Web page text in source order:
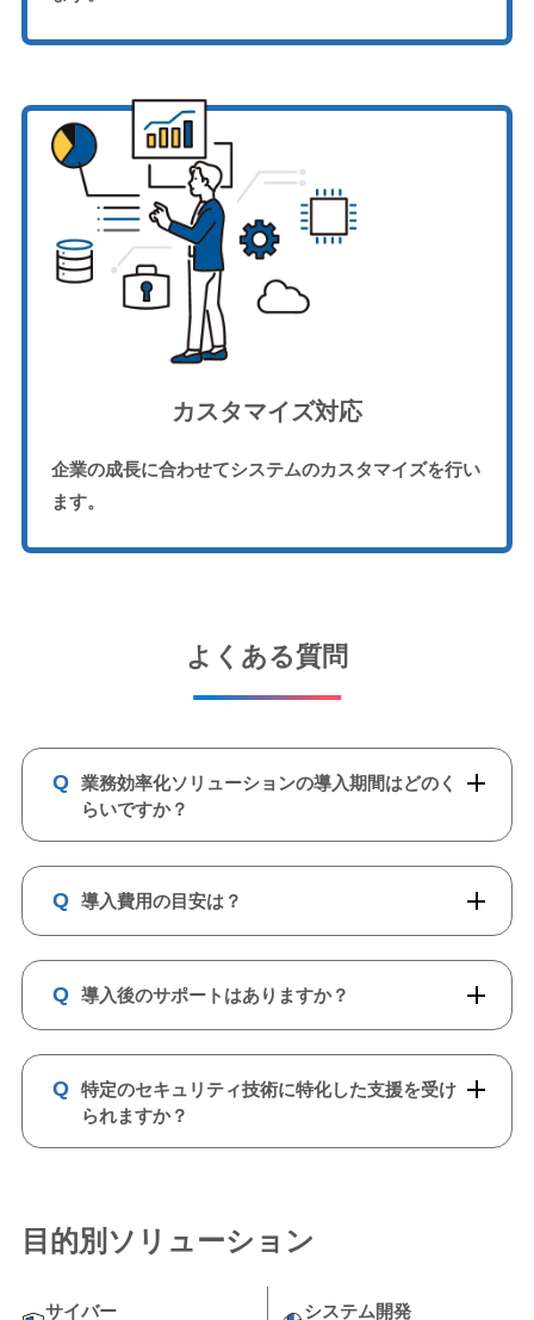
カスタマイズ対応
企業の成長に合わせてシステムのカスタマイズを行い
ます。
よくある質問
Q 業務効率化ソリューションの導入期間はどのく
らいですか？
Q 導入費用の目安は？
Q 導入後のサポートはありますか？
Q 特定のセキュリティ技術に特化した支援を受け
られますか？
目的別ソリューション
サイバー
システム開発